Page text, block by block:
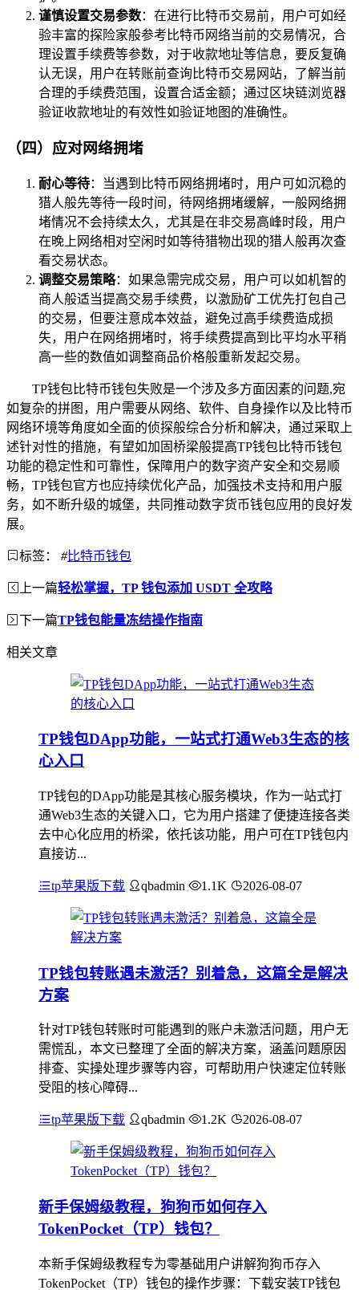
谨慎设置交易参数：在进行比特币交易前，用户可如经
验丰富的探险家般参考比特币网络当前的交易情况，合
理设置手续费等参数，对于收款地址等信息，要反复确
认无误，用户在转账前查询比特币交易网站，了解当前
合理的手续费范围，设置合适金额；通过区块链浏览器
验证收款地址的有效性如验证地图的准确性。
（四）应对网络拥堵
耐心等待：当遇到比特币网络拥堵时，用户可如沉稳的
猎人般先等待一段时间，待网络拥堵缓解，一般网络拥
堵情况不会持续太久，尤其是在非交易高峰时段，用户
在晚上网络相对空闲时如等待猎物出现的猎人般再次查
看交易状态。
调整交易策略：如果急需完成交易，用户可以如机智的
商人般适当提高交易手续费，以激励矿工优先打包自己
的交易，但要注意成本效益，避免过高手续费造成损
失，用户在网络拥堵时，将手续费提高到比平均水平稍
高一些的数值如调整商品价格般重新发起交易。
TP钱包比特币钱包失败是一个涉及多方面因素的问题,宛
如复杂的拼图，用户需要从网络、软件、自身操作以及比特币
网络环境等角度如全面的侦探般综合分析和解决，通过采取上
述针对性的措施，有望如加固桥梁般提高TP钱包比特币钱包
功能的稳定性和可靠性，保障用户的数字资产安全和交易顺
畅，TP钱包官方也应持续优化产品，加强技术支持和用户服
务，如不断升级的城堡，共同推动数字货币钱包应用的良好发
展。
标签： #比特币钱包
上一篇轻松掌握，TP 钱包添加 USDT 全攻略
下一篇TP钱包能量冻结操作指南
相关文章
TP钱包DApp功能，一站式打通Web3生态的核
心入口
TP钱包的DApp功能是其核心服务模块，作为一站式打
通Web3生态的关键入口，它为用户搭建了便捷连接各类
去中心化应用的桥梁，依托该功能，用户可在TP钱包内
直接访...
tp苹果版下载 qbadmin 1.1K 2026-08-07
TP钱包转账遇未激活？别着急，这篇全是解决
方案
针对TP钱包转账时可能遇到的账户未激活问题，用户无
需慌乱，本文已整理了全面的解决方案，涵盖问题原因
排查、实操处理步骤等内容，可帮助用户快速定位转账
受阻的核心障碍...
tp苹果版下载 qbadmin 1.2K 2026-08-07
新手保姆级教程，狗狗币如何存入
TokenPocket（TP）钱包？
本新手保姆级教程专为零基础用户讲解狗狗币存入
TokenPocket（TP）钱包的操作步骤：下载安装TP钱包